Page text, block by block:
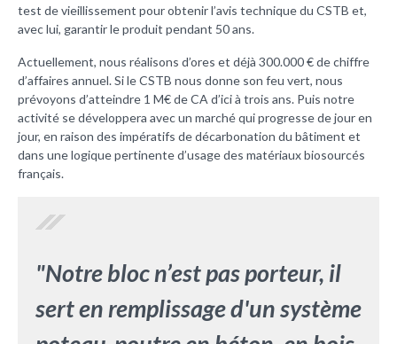
test de vieillissement pour obtenir l’avis technique du CSTB et,
avec lui, garantir le produit pendant 50 ans.
Actuellement, nous réalisons d’ores et déjà 300.000 € de chiffre
d’affaires annuel. Si le CSTB nous donne son feu vert, nous
prévoyons d’atteindre 1 M€ de CA d’ici à trois ans. Puis notre
activité se développera avec un marché qui progresse de jour en
jour, en raison des impératifs de décarbonation du bâtiment et
dans une logique pertinente d’usage des matériaux biosourcés
français.
"Notre bloc n’est pas porteur, il
sert en remplissage d'un système